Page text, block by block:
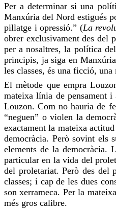
Per a determinar si una
Manxúria del Nord estigués
pillatge i opressió.” (La
obrer exclusivament des del
per a nosaltres, la política
principis, ja siga en
les classes, és una ficció,
El mètode que empra
mateixa línia de pensament
Louzon. Com no hauria de
“neguen” o violen la
exactament la mateixa
democràcia. Però sovint els
elements de la democràcia.
particular en la vida del
del proletariat. Però des del
classes; i cap de les dues
son xerrameca. Per la
més gros calibre.